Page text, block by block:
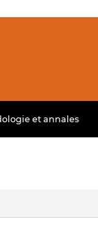
et annales